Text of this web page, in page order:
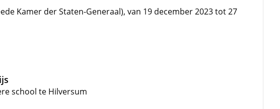
Kamer der Staten-Generaal), van 19 december 2023 tot 27
school te Hilversum